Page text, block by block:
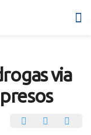
via